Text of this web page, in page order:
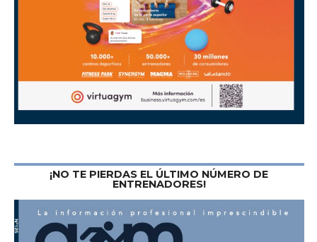
¡NO TE PIERDAS EL ÚLTIMO NÚMERO DE
ENTRENADORES!